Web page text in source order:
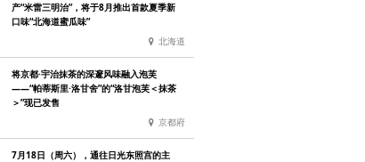
产“米雷三明治”，将于8月推出首款夏季新
口味“北海道蜜瓜味”
北海道
将京都·宇治抹茶的深邃风味融入泡芙
——“帕蒂斯里·洛甘舍”的“洛甘泡芙＜抹茶
＞”现已发售
京都府
7月18日（周六），通往日光东照宫的主